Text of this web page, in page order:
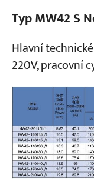
Typ MW42 S
Hlavní
220V, pracovní